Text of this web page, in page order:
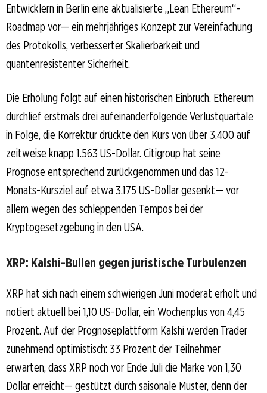
Entwicklern in Berlin eine aktualisierte „Lean Ethereum“-
Roadmap vor— ein mehrjähriges Konzept zur Vereinfachung
des Protokolls, verbesserter Skalierbarkeit und
quantenresistenter Sicherheit.
Die Erholung folgt auf einen historischen Einbruch. Ethereum
durchlief erstmals drei aufeinanderfolgende Verlustquartale
in Folge, die Korrektur drückte den Kurs von über 3.400 auf
zeitweise knapp 1.563 US-Dollar. Citigroup hat seine
Prognose entsprechend zurückgenommen und das 12-
Monats-Kursziel auf etwa 3.175 US-Dollar gesenkt— vor
allem wegen des schleppenden Tempos bei der
Kryptogesetzgebung in den USA.
XRP: Kalshi-Bullen gegen juristische Turbulenzen
XRP hat sich nach einem schwierigen Juni moderat erholt und
notiert aktuell bei 1,10 US-Dollar, ein Wochenplus von 4,45
Prozent. Auf der Prognoseplattform Kalshi werden Trader
zunehmend optimistisch: 33 Prozent der Teilnehmer
erwarten, dass XRP noch vor Ende Juli die Marke von 1,30
Dollar erreicht— gestützt durch saisonale Muster, denn der